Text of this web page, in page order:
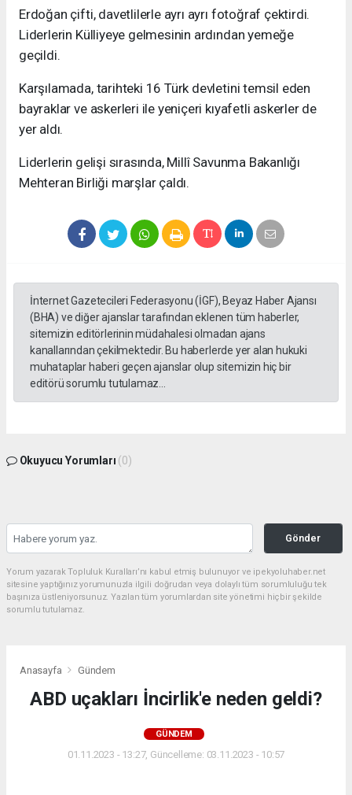
Erdoğan çifti, davetlilerle ayrı ayrı fotoğraf çektirdi.
Liderlerin Külliyeye gelmesinin ardından yemeğe
geçildi.
Karşılamada, tarihteki 16 Türk devletini temsil eden
bayraklar ve askerleri ile yeniçeri kıyafetli askerler de
yer aldı.
Liderlerin gelişi sırasında, Millî Savunma Bakanlığı
Mehteran Birliği marşlar çaldı.
İnternet Gazetecileri Federasyonu (İGF), Beyaz Haber Ajansı
(BHA) ve diğer ajanslar tarafından eklenen tüm haberler,
sitemizin editörlerinin müdahalesi olmadan ajans
kanallarından çekilmektedir. Bu haberlerde yer alan hukuki
muhataplar haberi geçen ajanslar olup sitemizin hiç bir
editörü sorumlu tutulamaz...
Okuyucu Yorumları (0)
Gönder
Yorum yazarak Topluluk Kuralları’nı kabul etmiş bulunuyor ve ipekyoluhaber.net
sitesine yaptığınız yorumunuzla ilgili doğrudan veya dolaylı tüm sorumluluğu tek
başınıza üstleniyorsunuz. Yazılan tüm yorumlardan site yönetimi hiçbir şekilde
sorumlu tutulamaz.
Anasayfa Gündem
ABD uçakları İncirlik'e neden geldi?
GÜNDEM
01.11.2023 - 13:27, Güncelleme: 03.11.2023 - 10:57